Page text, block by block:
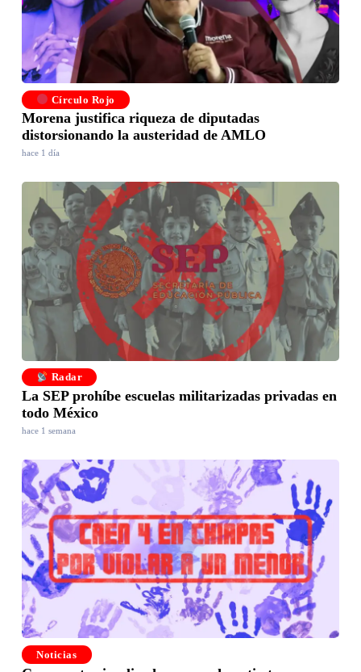
Círculo Rojo
Morena justifica riqueza de diputadas
distorsionando la austeridad de AMLO
hace 1 día
Radar
La SEP prohíbe escuelas militarizadas privadas en
todo México
hace 1 semana
Noticias